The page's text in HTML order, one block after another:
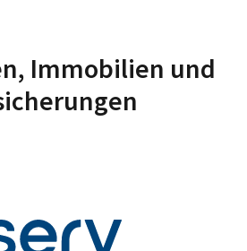
Immobilien und